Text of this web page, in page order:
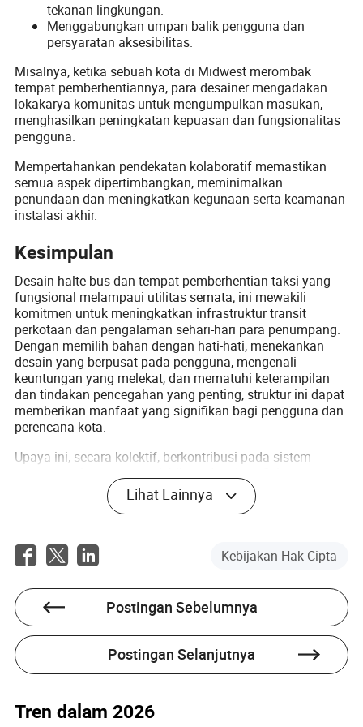
tekanan lingkungan.
Menggabungkan umpan balik pengguna dan
persyaratan aksesibilitas.
Misalnya, ketika sebuah kota di Midwest merombak
tempat pemberhentiannya, para desainer mengadakan
lokakarya komunitas untuk mengumpulkan masukan,
menghasilkan peningkatan kepuasan dan fungsionalitas
pengguna.
Mempertahankan pendekatan kolaboratif memastikan
semua aspek dipertimbangkan, meminimalkan
penundaan dan meningkatkan kegunaan serta keamanan
instalasi akhir.
Kesimpulan
Desain halte bus dan tempat pemberhentian taksi yang
fungsional melampaui utilitas semata; ini mewakili
komitmen untuk meningkatkan infrastruktur transit
perkotaan dan pengalaman sehari-hari para penumpang.
Dengan memilih bahan dengan hati-hati, menekankan
desain yang berpusat pada pengguna, mengenali
keuntungan yang melekat, dan mematuhi keterampilan
dan tindakan pencegahan yang penting, struktur ini dapat
memberikan manfaat yang signifikan bagi pengguna dan
perencana kota.
Upaya ini, secara kolektif, berkontribusi pada sistem
lebih baik melayani kebutuhan populasi perkotaan.
P: Apa pertimbangan utama saat merancang halte bus?
J: Pertimbangan termasuk kondisi cuaca, daya tahan
bahan, aksesibilitas pengguna, dan kepatuhan terhadap
peraturan setempat.
P: Bagaimana pencahayaan dapat meningkatkan
fungsionalitas halte bus?
visibilitas di malam hari, dan keamanan keseluruhan
Lihat Lainnya
Kebijakan Hak Cipta
Postingan Sebelumnya
Postingan Selanjutnya
Tren dalam 2026